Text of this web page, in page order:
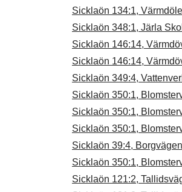
Sicklaön 134:1,
Sicklaön 348:1, Järla
Sicklaön 146:14,
Sicklaön 146:14,
Sicklaön 349:4,
Sicklaön 350:1,
Sicklaön 350:1,
Sicklaön 350:1,
Sicklaön 39:4, Borgvägen
Sicklaön 350:1,
Sicklaön 121:2,